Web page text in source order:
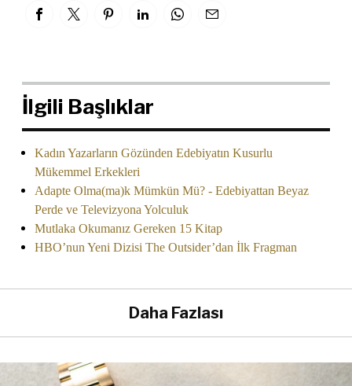
İlgili Başlıklar
Kadın Yazarların Gözünden Edebiyatın Kusurlu
Mükemmel Erkekleri
Adapte Olma(ma)k Mümkün Mü? - Edebiyattan Beyaz
Perde ve Televizyona Yolculuk
Mutlaka Okumanız Gereken 15 Kitap
HBO’nun Yeni Dizisi The Outsider’dan İlk Fragman
Daha Fazlası